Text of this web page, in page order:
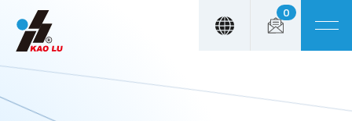
0
Panneau de gestion des cookies